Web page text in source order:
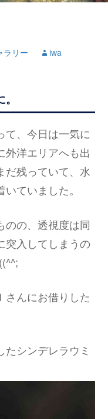
ラリー iwa
て、今日は一気に
外洋エリアへも出
だ残っていて、水
ていました。
のの、透視度は同
突入してしまうの
さんにお借りした
シンデレラウミ